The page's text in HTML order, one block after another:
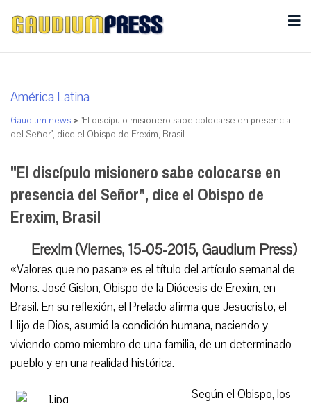
América Latina
Gaudium news >"El discípulo misionero sabe colocarse en presencia
del Señor", dice el Obispo de Erexim, Brasil
"El discípulo misionero sabe colocarse en
presencia del Señor", dice el Obispo de
Erexim, Brasil
Erexim (Viernes, 15-05-2015, Gaudium Press)
«Valores que no pasan» es el título del artículo semanal de
Mons. José Gislon, Obispo de la Diócesis de Erexim, en
Brasil. En su reflexión, el Prelado afirma que Jesucristo, el
Hijo de Dios, asumió la condición humana, naciendo y
viviendo como miembro de una familia, de un determinado
pueblo y en una realidad histórica.
Según el Obispo, los